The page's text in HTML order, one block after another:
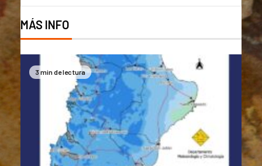
MÁS INFO
3 min de lectura